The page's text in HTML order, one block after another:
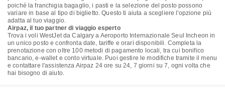
poiché la franchigia bagaglio, i pasti e la selezione del posto possono
variare in base al tipo di biglietto. Questo ti aiuta a scegliere l'opzione più
adatta al tuo viaggio.
Airpaz, il tuo partner di viaggio esperto
Trova i voli WestJet da Calgary a Aeroporto Internazionale Seul Incheon in
un unico posto e confronta date, tariffe e orari disponibili. Completa la
prenotazione con oltre 100 metodi di pagamento locali, tra cui bonifico
bancario, e-wallet e conto virtuale. Puoi gestire le modifiche tramite il menu
e contattare l'assistenza Airpaz 24 ore su 24, 7 giorni su 7, ogni volta che
hai bisogno di aiuto.